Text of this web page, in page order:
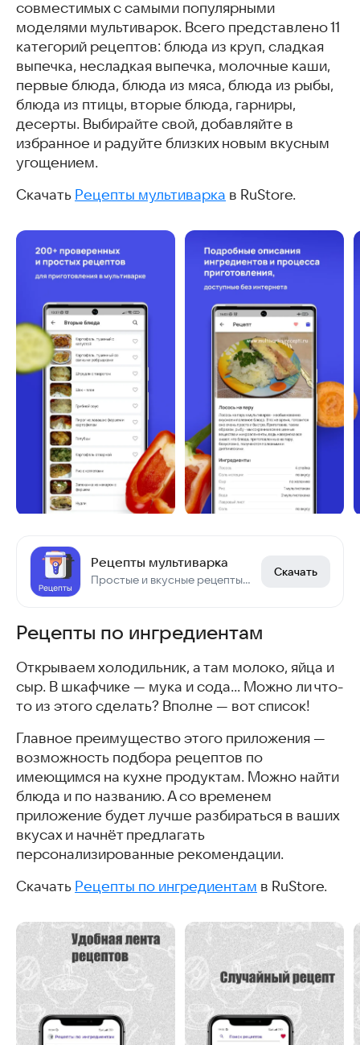
совместимых с самыми популярными
моделями мультиварок. Всего представлено 11
категорий рецептов: блюда из круп, сладкая
выпечка, несладкая выпечка, молочные каши,
первые блюда, блюда из мяса, блюда из рыбы,
блюда из птицы, вторые блюда, гарниры,
десерты. Выбирайте свой, добавляйте в
избранное и радуйте близких новым вкусным
угощением.
Скачать Рецепты мультиварка в RuStore.
Рецепты мультиварка
Простые и вкусные рецепты для любой модели мультиварки с фото и описанием
Скачать
Рецепты по ингредиентам
Открываем холодильник, а там молоко, яйца и
сыр. В шкафчике — мука и сода… Можно ли что-
то из этого сделать? Вполне — вот список!
Главное преимущество этого приложения —
возможность подбора рецептов по
имеющимся на кухне продуктам. Можно найти
блюда и по названию. А со временем
приложение будет лучше разбираться в ваших
вкусах и начнёт предлагать
персонализированные рекомендации.
Скачать Рецепты по ингредиентам в RuStore.